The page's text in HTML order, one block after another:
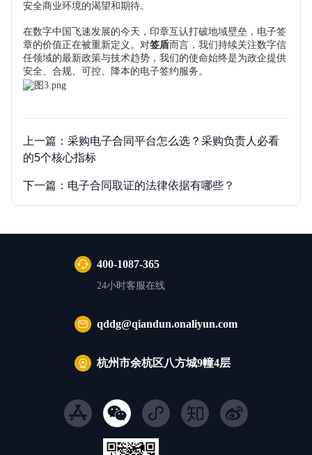
安全商业环境的渴望和期待。
在数字中国飞速发展的今天，印章互认打破地域壁垒 ， 电子签
章的价值正在被重新定义。对签盾而言， 我们持续关注数字信
任领域的最新政策与技术趋势，我们的使命始终是为政企提供
安全、合规、 可控、降本的电子签约服务。
上一篇： 采购电子合同平台怎么选？采购负责人必看
的5个核心指标
下一篇： 电子合同取证的法律依据有哪些？
400-1087-365
24小时客服在线
qddg@qiandun.onaliyun.com
杭州市余杭区八方城9幢4层